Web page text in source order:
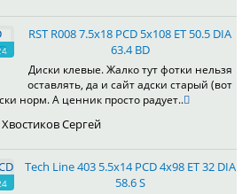
RST R008 7.5x18 PCD 5x108 ET 50.5 DIA
63.4 BD
Диски клевые. Жалко тут фотки нельзя
оставлять, да и сайт адски старый (вот
норм. А ценник просто радует..
Хвостиков Сергей
Tech Line 403 5.5x14 PCD 4x98 ET 32 DIA
58.6 S